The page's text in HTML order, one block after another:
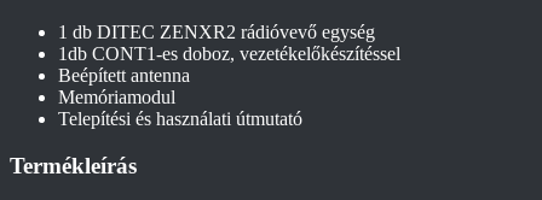
1 db DITEC ZENXR2 rádióvevő egység
1db CONT1-es doboz, vezetékelőkészítéssel
Beépített antenna
Memóriamodul
Telepítési és használati útmutató
Termékleírás